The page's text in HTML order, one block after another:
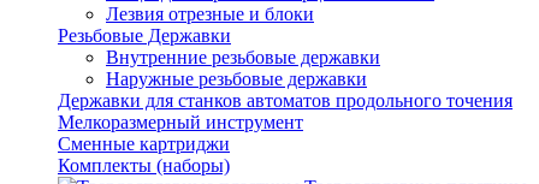
Лезвия отрезные и блоки
Резьбовые Державки
Внутренние резьбовые державки
Наружные резьбовые державки
Державки для станков автоматов продольного точения
Мелкоразмерный инструмент
Сменные картриджи
Комплекты (наборы)